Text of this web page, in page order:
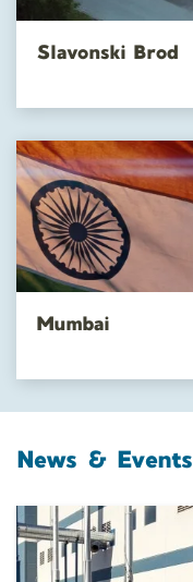
Slavonski Brod
Mumbai
News & Events